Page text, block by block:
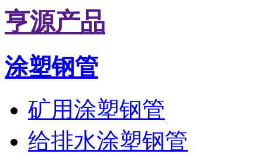
亨源产品
涂塑钢管
矿用涂塑钢管
给排水涂塑钢管